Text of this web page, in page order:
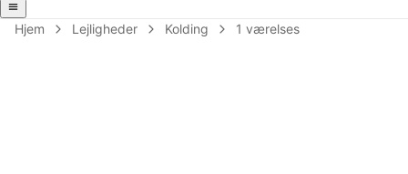
Hjem Lejligheder Kolding 1 værelses